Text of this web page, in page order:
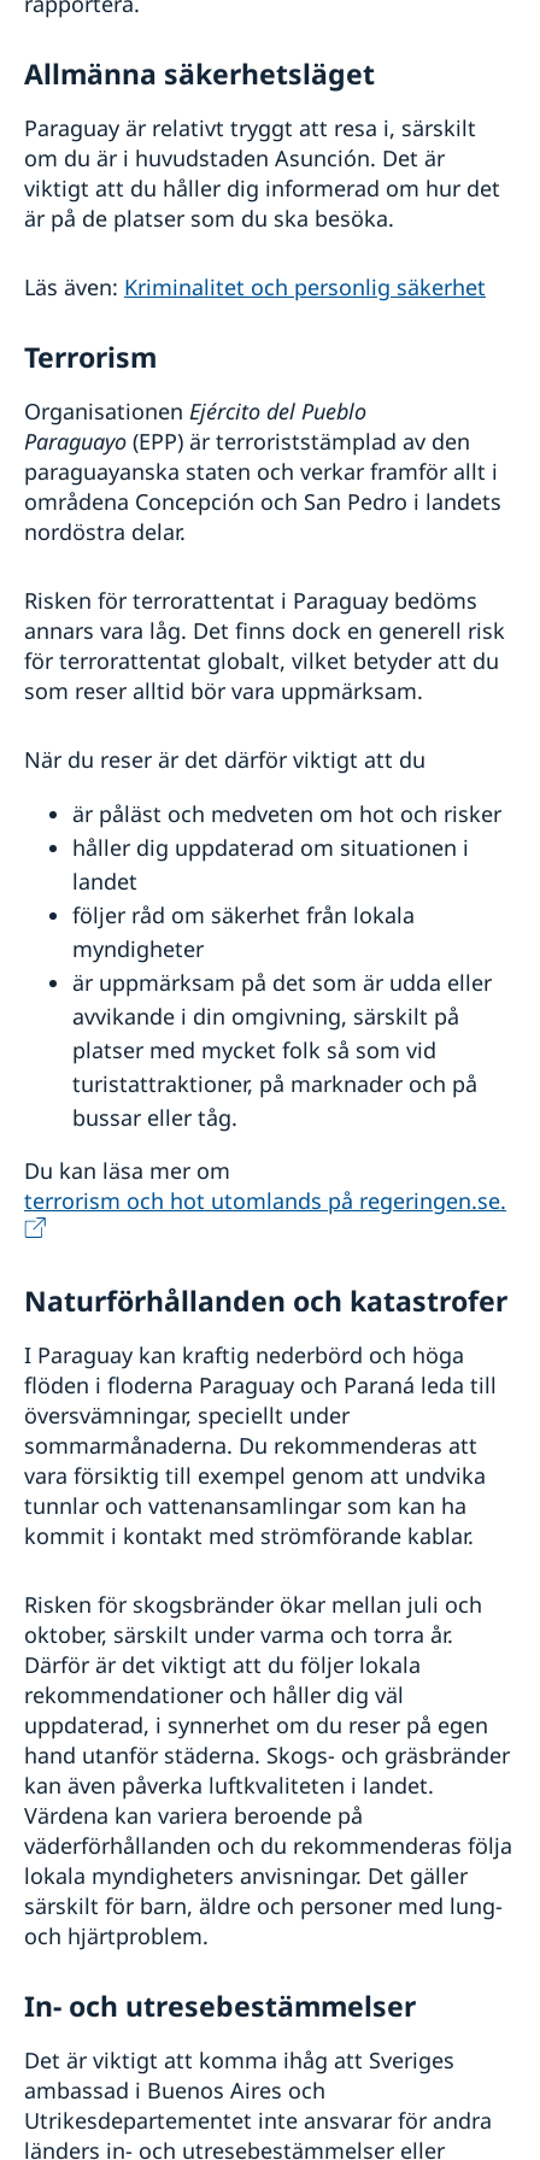
Allmänna säkerhetsläget
Paraguay är relativt tryggt att resa i, särskilt
om du är i huvudstaden Asunción. Det är
viktigt att du håller dig informerad om hur det
är på de platser som du ska besöka.
Läs även: Kriminalitet och personlig säkerhet
Terrorism
Organisationen Ejército del Pueblo
Paraguayo (EPP) är terroriststämplad av den
paraguayanska staten och verkar framför allt i
områdena Concepción och San Pedro i landets
nordöstra delar.
Risken för terrorattentat i Paraguay bedöms
annars vara låg. Det finns dock en generell risk
för terrorattentat globalt, vilket betyder att du
som reser alltid bör vara uppmärksam.
När du reser är det därför viktigt att du
är påläst och medveten om hot och risker
håller dig uppdaterad om situationen i
landet
följer råd om säkerhet från lokala
myndigheter
är uppmärksam på det som är udda eller
avvikande i din omgivning, särskilt på
platser med mycket folk så som vid
turistattraktioner, på marknader och på
bussar eller tåg.
Du kan läsa mer om
terrorism och hot utomlands på regeringen.se.
Naturförhållanden och katastrofer
I Paraguay kan kraftig nederbörd och höga
flöden i floderna Paraguay och Paraná leda till
översvämningar, speciellt under
sommarmånaderna. Du rekommenderas att
vara försiktig till exempel genom att undvika
tunnlar och vattenansamlingar som kan ha
kommit i kontakt med strömförande kablar.
Risken för skogsbränder ökar mellan juli och
oktober, särskilt under varma och torra år.
Därför är det viktigt att du följer lokala
rekommendationer och håller dig väl
uppdaterad, i synnerhet om du reser på egen
hand utanför städerna. Skogs- och gräsbränder
kan även påverka luftkvaliteten i landet.
Värdena kan variera beroende på
väderförhållanden och du rekommenderas följa
lokala myndigheters anvisningar. Det gäller
särskilt för barn, äldre och personer med lung-
och hjärtproblem.
In- och utresebestämmelser
Det är viktigt att komma ihåg att Sveriges
ambassad i Buenos Aires och
Utrikesdepartementet inte ansvarar för andra
länders in- och utresebestämmelser eller